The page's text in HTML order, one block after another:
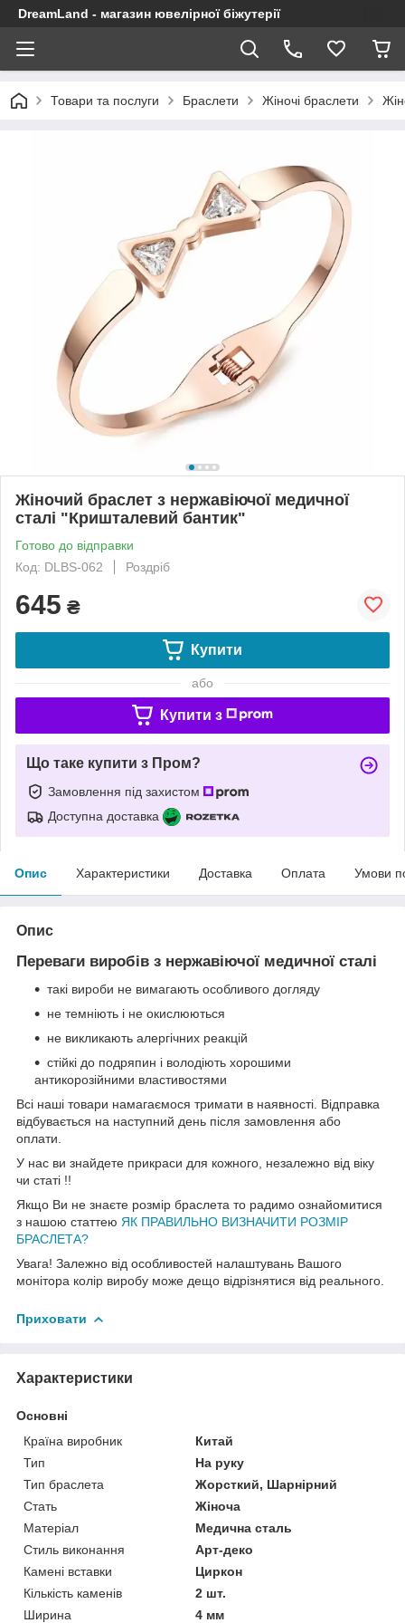
DreamLand - магазин ювелірної біжутерії
Товари та послуги Браслети Жіночі браслети
Жіночий браслет з нержавіючої медичної
сталі "Кришталевий бантик"
Готово до відправки
Код: DLBS-062
Роздріб
645 ₴
Купити
або
Купити з
Що таке купити з Пром?
Замовлення під захистом
Доступна доставка
Опис Характеристики Доставка Оплата Умови
Опис
Переваги виробів з нержавіючої медичної сталі
такі вироби не вимагають особливого догляду
не темніють і не окислюються
не викликають алергічних реакцій
стійкі до подряпин і володіють хорошими
антикорозійними властивостями
Всі наші товари намагаємося тримати в наявності. Відправка
відбувається на наступний день після замовлення або
оплати.
У нас ви знайдете прикраси для кожного, незалежно від віку
чи статі !!
Якщо Ви не знаєте розмір браслета то радимо ознайомитися
з нашою статтею ЯК ПРАВИЛЬНО ВИЗНАЧИТИ РОЗМІР
БРАСЛЕТА?
Увага! Залежно від особливостей налаштувань Вашого
монітора колір виробу може дещо відрізнятися від реального.
Приховати
Характеристики
Основні
Країна виробник
Китай
Тип
На руку
Тип браслета
Жорсткий, Шарнірний
Стать
Жіноча
Матеріал
Медична сталь
Стиль виконання
Арт-деко
Камені вставки
Циркон
Кількість каменів
2 шт.
Ширина
4 мм